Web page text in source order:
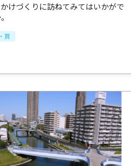
けづくりに訪ねてみてはいかがで
買